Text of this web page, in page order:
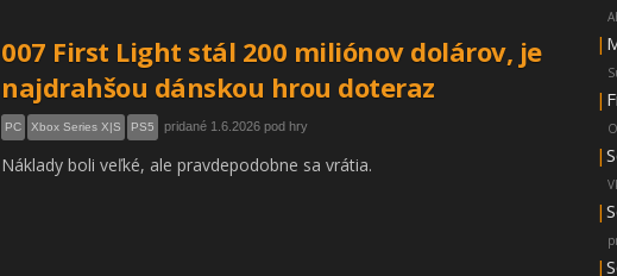
007 First Light stál 200 miliónov dolárov, je
najdrahšou dánskou hrou doteraz
PC Xbox Series X|S PS5 pridané 1.6.2026 pod hry
Náklady boli veľké, ale pravdepodobne sa vrátia.
|
|
|
|
|